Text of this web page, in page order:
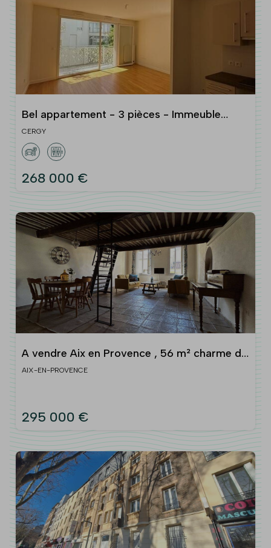
Bel appartement - 3 pièces - Immeuble
récent - Cergy
CERGY
268 000 €
A vendre Aix en Provence , 56 m² charme de
l'ancien en parfait état
AIX-EN-PROVENCE
295 000 €